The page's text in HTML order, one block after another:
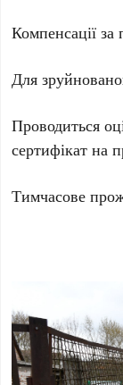
Компенсації
Для
Проводиться
сертифікат на
Тимчасове